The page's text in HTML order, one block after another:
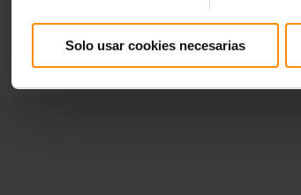
Solo usar cookies necesarias